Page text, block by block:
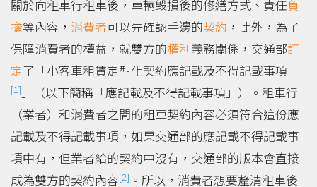
關於向租車行租車後，車輛毀損後的修繕方式、責任負
擔等內容， 消費者可以先確認手邊的契約 ，此外，為了
保障消費者的權益，就雙方的權利義務關係，交通部訂
定了「小客車租賃定型化契約應記載及不得記載事項
[1] 」（以下簡稱「應記載及不得記載事項」）。租車行
（業者）和消費者之間的租車契約內容必須符合這份應
記載及不得記載事項，如果交通部的應記載不得記載事
項中有，但業者給的契約中沒有，交通部的版本會直接
成為雙方的契約內容[2] 。所以，消費者想要釐清租車後